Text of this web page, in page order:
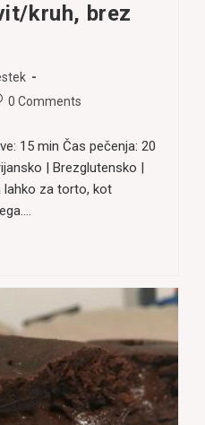
kruh, brez
0 Comments
15 min Čas pečenja: 20
| Brezglutensko |
lahko za torto, kot